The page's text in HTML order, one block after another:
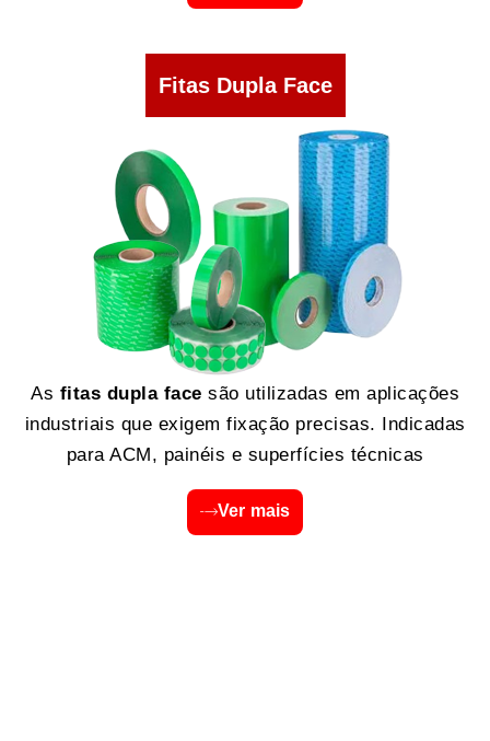
Fitas Dupla Face
As fitas dupla face são utilizadas em aplicações
industriais que exigem fixação precisas. Indicadas
para ACM, painéis e superfícies técnicas
Ver mais